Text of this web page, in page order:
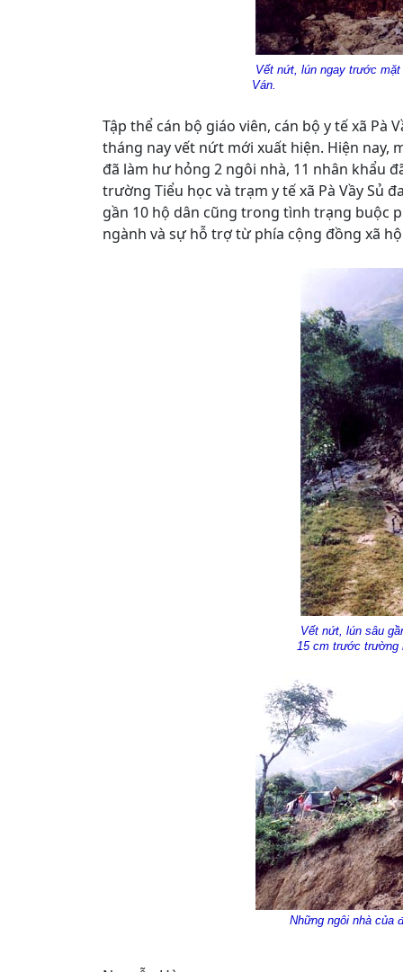
Vết nứt, lún ngay trước
Ván.
Tập thể cán bộ giáo viên, cán bộ y tế xã Pà
tháng nay vết nứt mới xuất hiện. Hiện nay,
đã làm hư hỏng 2 ngôi nhà, 11 nhân khẩu
trường Tiểu học và trạm y tế xã Pà Vầy Sủ
gần 10 hộ dân cũng trong tình trạng buộc
ngành và sự hỗ trợ từ phía cộng đồng xã
Vết nứt, lún sâu
15 cm trước trường
Những ngôi nhà của